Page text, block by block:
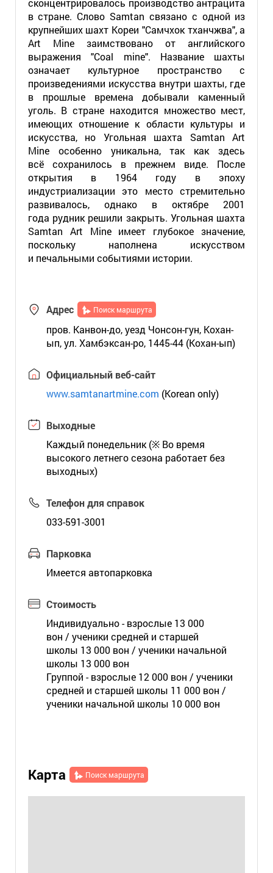
сконцентрировалось производство антрацита
в стране. Слово Samtan связано с одной из
крупнейших шахт Кореи "Самчхок тханчжва", а
Art Mine заимствовано от английского
выражения "Coal mine". Название шахты
означает культурное пространство с
произведениями искусства внутри шахты, где
в прошлые времена добывали каменный
уголь. В стране находится множество мест,
имеющих отношение к области культуры и
искусства, но Угольная шахта Samtan Art
Mine особенно уникальна, так как здесь
всё сохранилось в прежнем виде. После
открытия в 1964 году в эпоху
индустриализации это место стремительно
развивалось, однако в октябре 2001
года рудник решили закрыть. Угольная шахта
Samtan Art Mine имеет глубокое значение,
поскольку наполнена искусством
и печальными событиями истории.
Адрес Поиск маршрута
пров. Канвон-до, уезд Чонсон-гун, Кохан-
ып, ул. Хамбэксан-ро, 1445-44 (Кохан-ып)
Официальный веб-сайт
www.samtanartmine.com (Korean only)
Выходные
Каждый понедельник (※ Во время
высокого летнего сезона работает без
выходных)
Телефон для справок
033-591-3001
Парковка
Имеется автопарковка
Стоимость
Индивидуально - взрослые 13 000
вон / ученики средней и старшей
школы 13 000 вон / ученики начальной
школы 13 000 вон
Группой - взрослые 12 000 вон / ученики
средней и старшей школы 11 000 вон /
ученики начальной школы 10 000 вон
Карта Поиск маршрута